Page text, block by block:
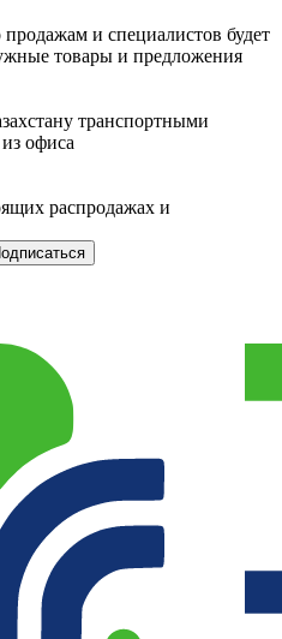
и специалистов будет
товары и предложения
транспортными
офиса
распродажах и